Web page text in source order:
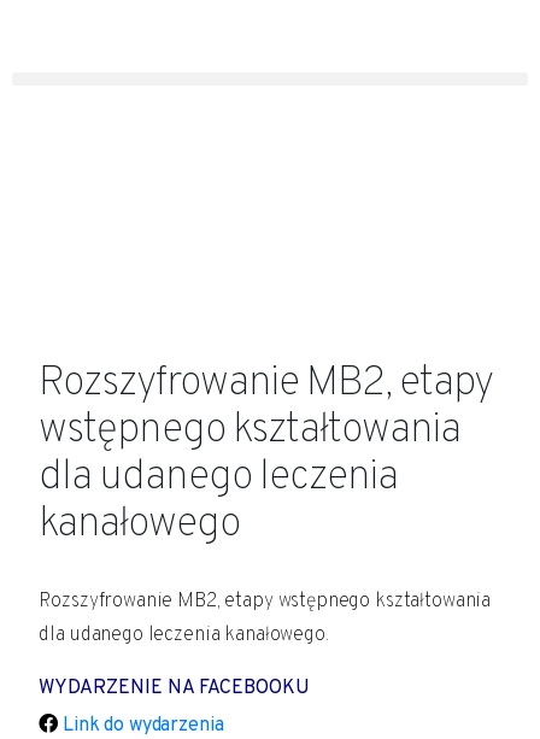
Rozszyfrowanie MB2, etapy
wstępnego kształtowania
dla udanego leczenia
kanałowego
Rozszyfrowanie MB2, etapy wstępnego kształtowania
dla udanego leczenia kanałowego.
WYDARZENIE NA FACEBOOKU
Link do wydarzenia